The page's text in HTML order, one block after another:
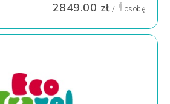
2849.00 zł / osobę